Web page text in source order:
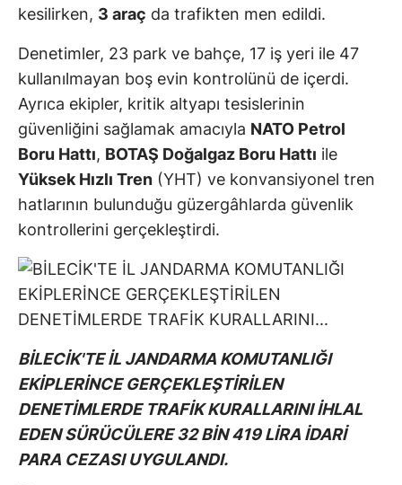
kesilirken, 3 araç da trafikten men edildi.
Denetimler, 23 park ve bahçe, 17 iş yeri ile 47
kullanılmayan boş evin kontrolünü de içerdi.
Ayrıca ekipler, kritik altyapı tesislerinin
güvenliğini sağlamak amacıyla NATO Petrol
Boru Hattı, BOTAŞ Doğalgaz Boru Hattı ile
Yüksek Hızlı Tren (YHT) ve konvansiyonel tren
hatlarının bulunduğu güzergâhlarda güvenlik
kontrollerini gerçekleştirdi.
BİLECİK'TE İL JANDARMA KOMUTANLIĞI
EKİPLERİNCE GERÇEKLEŞTİRİLEN
DENETİMLERDE TRAFİK KURALLARINI İHLAL
EDEN SÜRÜCÜLERE 32 BİN 419 LİRA İDARİ
PARA CEZASI UYGULANDI.